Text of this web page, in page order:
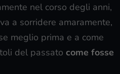
nel corso degli anni,
a sorridere amaramente,
meglio prima e a come
del passato come fosse